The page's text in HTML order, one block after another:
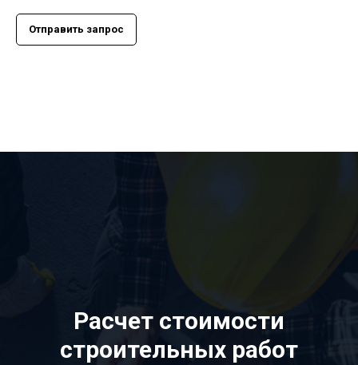
Отправить запрос
Расчет стоимости
строительных работ